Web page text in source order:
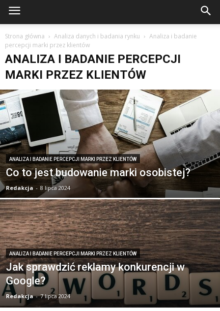
Strona główna Analiza danych i badania rynku
Analiza i badanie
percepcji marki przez klientów
ANALIZA I BADANIE PERCEPCJI
MARKI PRZEZ KLIENTÓW
ANALIZA I BADANIE PERCEPCJI MARKI PRZEZ KLIENTÓW
Co to jest budowanie marki osobistej?
Redakcja - 8 lipca 2024
ANALIZA I BADANIE PERCEPCJI MARKI PRZEZ KLIENTÓW
Jak sprawdzić reklamy konkurencji w
Google?
Redakcja - 7 lipca 2024